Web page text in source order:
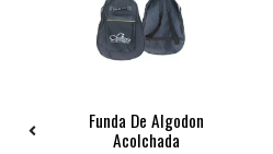
Funda De Algodon
Acolchada